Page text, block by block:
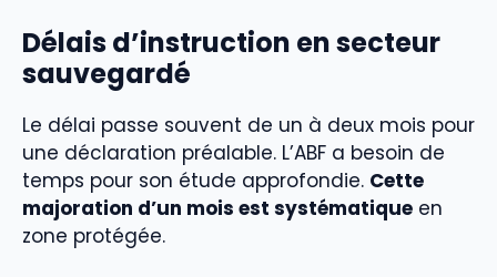
Délais d’instruction en secteur
sauvegardé
Le délai passe souvent de un à deux mois pour
une déclaration préalable. L’ABF a besoin de
temps pour son étude approfondie. Cette
majoration d’un mois est systématique en
zone protégée.